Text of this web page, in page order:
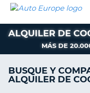
ALQUILER
COCHES
ALQUILER DE
AUTO
EUROPE
ALQUILER
COCHES
ALQUILER
DE
COLABORADORES
ALQUILER DE
MÁS DE
BUSQUE Y
ALQUILER DE